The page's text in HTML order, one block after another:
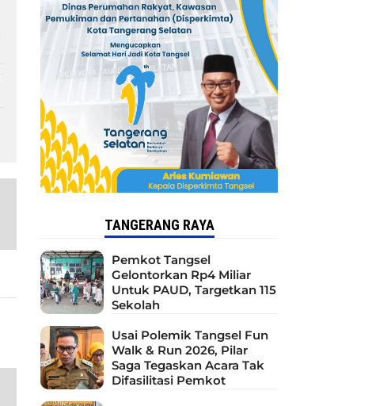
TANGERANG RAYA
Pemkot Tangsel
Gelontorkan Rp4 Miliar
Untuk PAUD, Targetkan 115
Sekolah
Usai Polemik Tangsel Fun
Walk & Run 2026, Pilar
Saga Tegaskan Acara Tak
Difasilitasi Pemkot